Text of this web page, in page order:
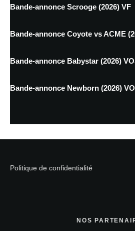
Bande-annonce Scrooge (2026) VF
Bande-annonce Coyote vs ACME
Bande-annonce Babystar (2026)
Bande-annonce Newborn (2026)
Politique de confidentialité
NOS